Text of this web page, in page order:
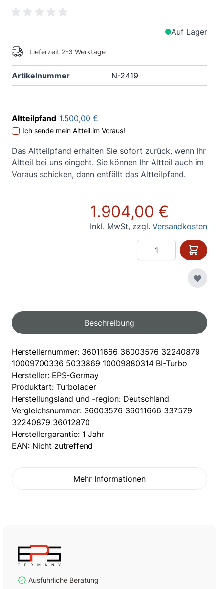
Auf Lager
Lieferzeit 2-3 Werktage
Artikelnummer N-2419
Altteilpfand 1.500,00 €
Das Altteilpfand erhalten Sie sofort zurück, wenn Ihr
Altteil bei uns eingeht. Sie können Ihr Altteil auch im
Voraus schicken, dann entfällt das Altteilpfand.
Ich sende mein Altteil im Voraus!
1.904,00 €
Inkl. MwSt, zzgl. Versandkosten
Menge
Beschreibung
Herstellernummer: 36011666 36003576 32240879
10009700336 5033869 10009880314 BI-Turbo
Hersteller: EPS-Germay
Produktart: Turbolader
Herstellungsland und -region: Deutschland
Vergleichsnummer: 36003576 36011666 337579
32240879 36012870
Herstellergarantie: 1 Jahr
EAN: Nicht zutreffend
Mehr Informationen
Ausführliche Beratung